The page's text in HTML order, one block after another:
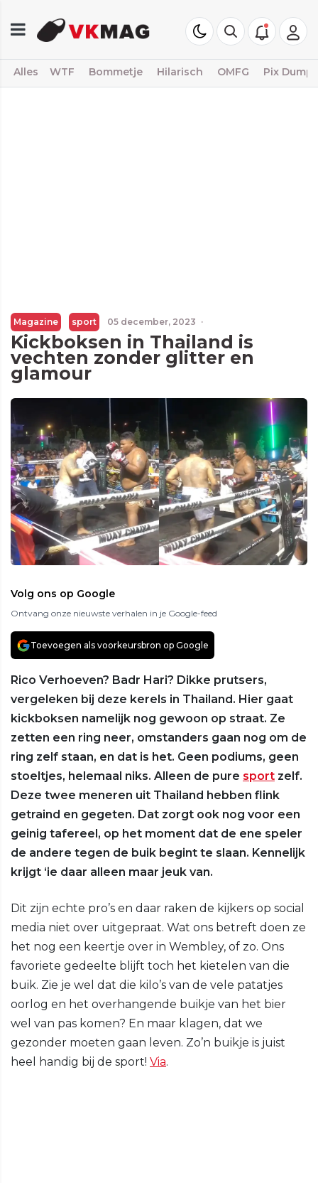
Alles WTF Bommetje Hilarisch OMFG Pix Dump
Magazine sport 05 december, 2023 ·
Kickboksen in Thailand is
vechten zonder glitter en
glamour
Volg ons op Google
Ontvang onze nieuwste verhalen in je Google-feed
Toevoegen als voorkeursbron op Google
Rico Verhoeven? Badr Hari? Dikke prutsers,
vergeleken bij deze kerels in Thailand. Hier gaat
kickboksen namelijk nog gewoon op straat. Ze
zetten een ring neer, omstanders gaan nog om de
ring zelf staan, en dat is het. Geen podiums, geen
stoeltjes, helemaal niks. Alleen de pure sport zelf.
Deze twee meneren uit Thailand hebben flink
getraind en gegeten. Dat zorgt ook nog voor een
geinig tafereel, op het moment dat de ene speler
de andere tegen de buik begint te slaan. Kennelijk
krijgt ‘ie daar alleen maar jeuk van.
Dit zijn echte pro’s en daar raken de kijkers op social
media niet over uitgepraat. Wat ons betreft doen ze
het nog een keertje over in Wembley, of zo. Ons
favoriete gedeelte blijft toch het kietelen van die
buik. Zie je wel dat die kilo’s van de vele patatjes
oorlog en het overhangende buikje van het bier
wel van pas komen? En maar klagen, dat we
gezonder moeten gaan leven. Zo’n buikje is juist
heel handig bij de sport! Via.